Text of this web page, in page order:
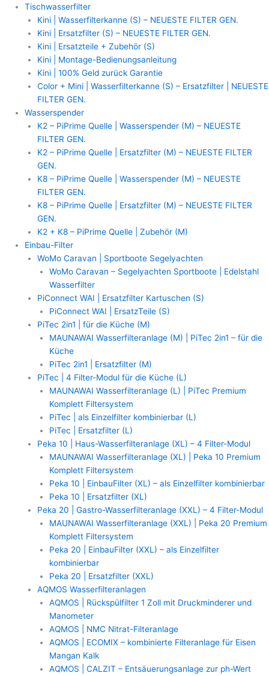
Zum
springen
Tischwasserfilter
Kini | Wasserfilterkanne (S) – NEUESTE FILTER GEN.
Kini | Ersatzfilter (S) – NEUESTE FILTER GEN.
Kini | Ersatzteile + Zubehör (S)
Kini | Montage-Bedienungsanleitung
Kini | 100% Geld zurück Garantie
Color + Mini | Wasserfilterkanne (S) – Ersatzfilter | NEUESTE
FILTER GEN.
Wasserspender
K2 – PiPrime Quelle | Wasserspender (M) – NEUESTE
FILTER GEN.
K2 – PiPrime Quelle | Ersatzfilter (M) – NEUESTE FILTER
GEN.
K8 – PiPrime Quelle | Wasserspender (M) – NEUESTE
FILTER GEN.
K8 – PiPrime Quelle | Ersatzfilter (M) – NEUESTE FILTER
GEN.
K2 + K8 – PiPrime Quelle | Zubehör (M)
Einbau-Filter
WoMo Caravan | Sportboote Segelyachten
WoMo Caravan – Segelyachten Sportboote | Edelstahl
Wasserfilter
PiConnect WAI | Ersatzfilter Kartuschen (S)
PiConnect WAI | ErsatzTeile (S)
PiTec 2in1 | für die Küche (M)
MAUNAWAI Wasserfilteranlage (M) | PiTec 2in1 – für die
Küche
PiTec 2in1 | Ersatzfilter (M)
PiTec | 4 Filter-Modul für die Küche (L)
MAUNAWAI Wasserfilteranlage (L) | PiTec Premium
Komplett Filtersystem
PiTec | als Einzelfilter kombinierbar (L)
PiTec | Ersatzfilter (L)
Peka 10 | Haus-Wasserfilteranlage (XL) – 4 Filter-Modul
MAUNAWAI Wasserfilteranlage (XL) | Peka 10 Premium
Komplett Filtersystem
Peka 10 | EinbauFilter (XL) – als Einzelfilter kombinierbar
Peka 10 | Ersatzfilter (XL)
Peka 20 | Gastro-Wasserfilteranlage (XXL) – 4 Filter-Modul
MAUNAWAI Wasserfilteranlage (XXL) | Peka 20 Premium
Komplett Filtersystem
Peka 20 | EinbauFilter (XXL) – als Einzelfilter
kombinierbar
Peka 20 | Ersatzfilter (XXL)
AQMOS Wasserfilteranlagen
AQMOS | Rückspülfilter 1 Zoll mit Druckminderer und
Manometer
AQMOS | NMC Nitrat-Filteranlage
AQMOS | ECOMIX – kombinierte Filteranlage für Eisen
Mangan Kalk
AQMOS | CALZIT – Entsäuerungsanlage zur ph-Wert
MAUNAWAI
Tischwasserfilter
Wasserfilterkanne
Ersatzfilter
Kartusche
Kalkfilterpad